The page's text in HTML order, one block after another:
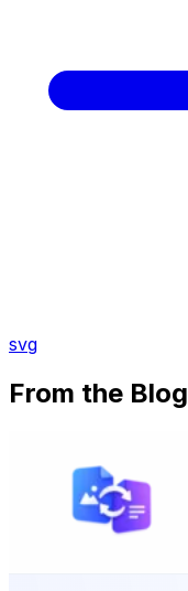
svg
From the Blog